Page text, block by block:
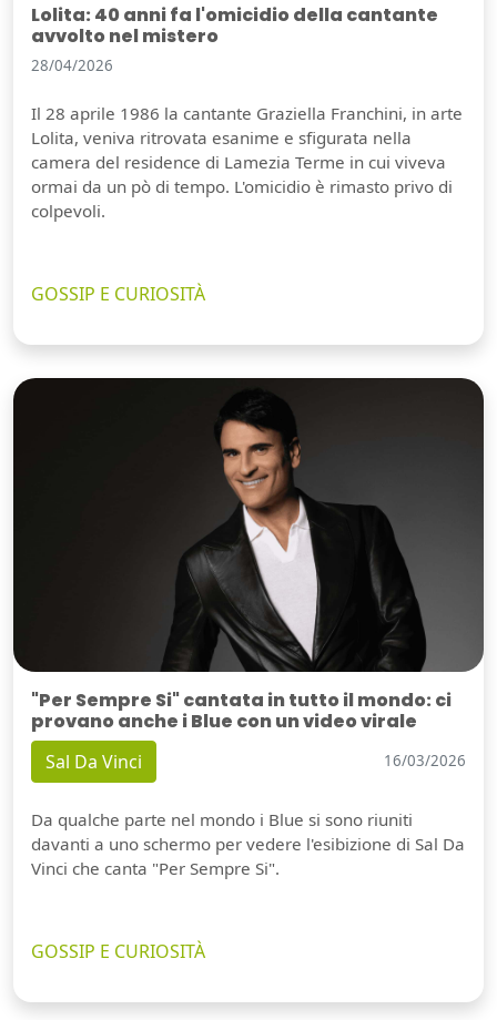
Lolita: 40 anni fa l'omicidio della cantante
avvolto nel mistero
28/04/2026
Il 28 aprile 1986 la cantante Graziella Franchini, in arte
Lolita, veniva ritrovata esanime e sfigurata nella
camera del residence di Lamezia Terme in cui viveva
ormai da un pò di tempo. L'omicidio è rimasto privo di
colpevoli.
GOSSIP E CURIOSITÀ
"Per Sempre Si" cantata in tutto il mondo: ci
provano anche i Blue con un video virale
Sal Da Vinci 16/03/2026
Da qualche parte nel mondo i Blue si sono riuniti
davanti a uno schermo per vedere l'esibizione di Sal Da
Vinci che canta "Per Sempre Si".
GOSSIP E CURIOSITÀ